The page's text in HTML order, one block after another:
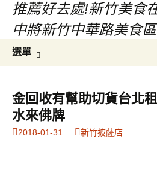
推薦好去處!新竹美食
中將新竹中華路美食
選單
內
容
金回收有幫助切貨台北
水來佛牌
2018-01-31 新竹披薩店